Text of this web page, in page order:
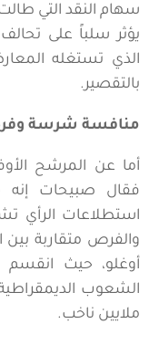
سهام النقد التي
يؤثر سلباً على
الذي تستغله
بالتقصير.
منافسة شرسة
أما عن المرشح
فقال صبيحات
استطلاعات الرأي
والفرص متقاربة بين
أوغلو، حيث
ملايين ناخب.